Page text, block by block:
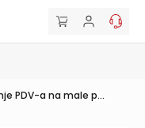
PDV-a na male p...